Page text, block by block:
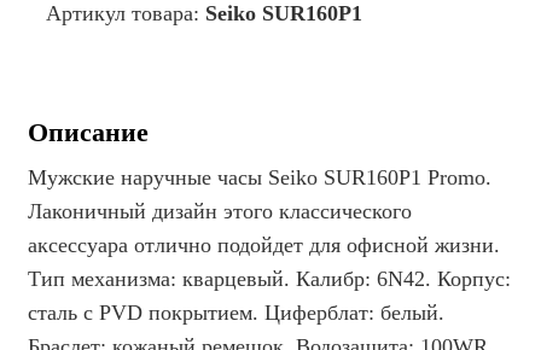
Артикул товара: Seiko SUR160P1
Описание
Мужские наручные часы Seiko SUR160P1 Promo.
Лаконичный дизайн этого классического
аксессуара отлично подойдет для офисной жизни.
Тип механизма: кварцевый. Калибр: 6N42. Корпус:
сталь с PVD покрытием. Циферблат: белый.